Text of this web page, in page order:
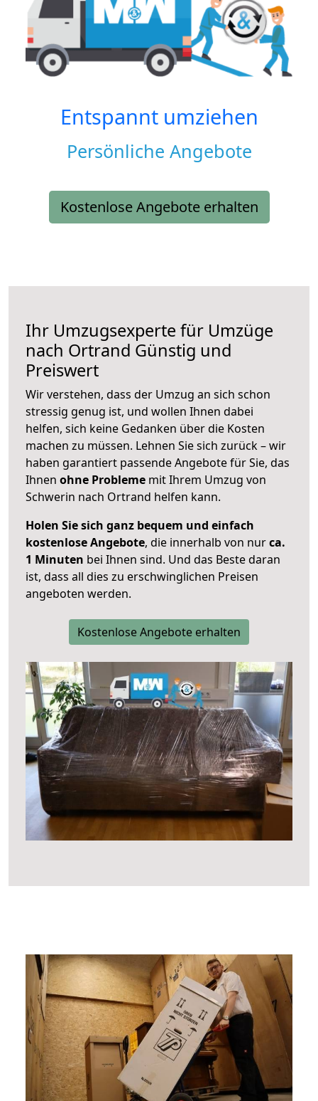
Entspannt umziehen
Persönliche Angebote
Kostenlose Angebote erhalten
Ihr Umzugsexperte für Umzüge
nach Ortrand Günstig und
Preiswert
Wir verstehen, dass der Umzug an sich schon
stressig genug ist, und wollen Ihnen dabei
helfen, sich keine Gedanken über die Kosten
machen zu müssen. Lehnen Sie sich zurück – wir
haben garantiert passende Angebote für Sie, das
Ihnen ohne Probleme mit Ihrem Umzug von
Schwerin nach Ortrand helfen kann.
Holen Sie sich ganz bequem und einfach
kostenlose Angebote, die innerhalb von nurca.
1 Minuten bei Ihnen sind. Und das Beste daran
ist, dass all dies zu erschwinglichen Preisen
angeboten werden.
Kostenlose Angebote erhalten